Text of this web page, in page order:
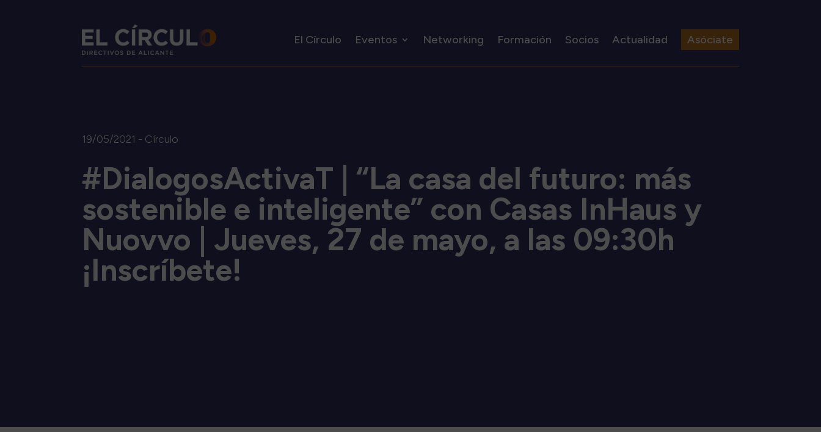
El Círculo Eventos Networking Formación Socios Actualidad Asóciate
19/05/2021 - Círculo
#DialogosActivaT | “La casa del futuro: más
sostenible e inteligente” con Casas InHaus y
Nuovvo | Jueves, 27 de mayo, a las 09:30h
¡Inscríbete!